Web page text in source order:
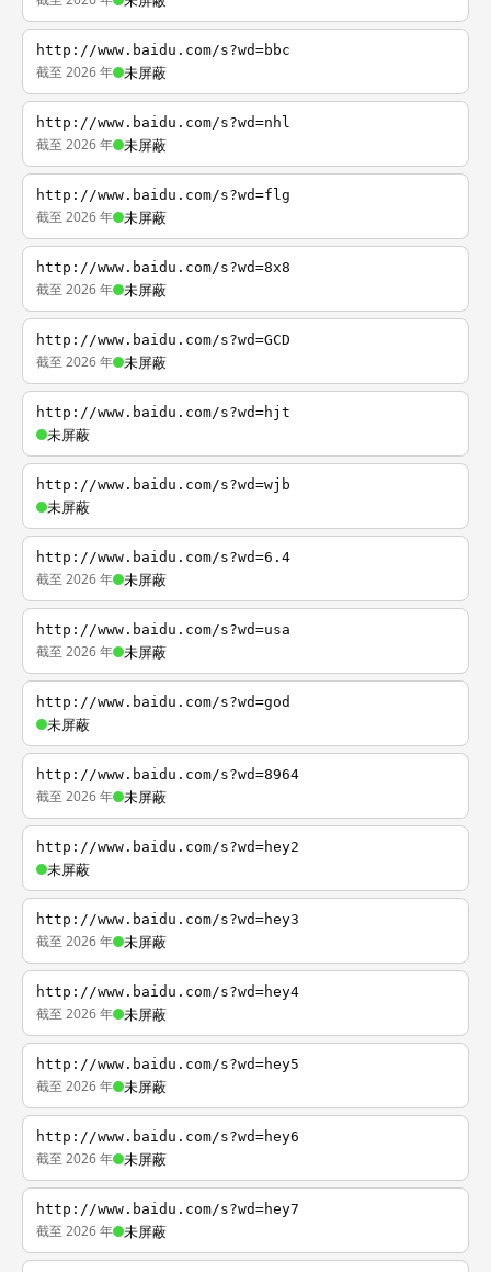
http://www.baidu.com/s?wd=bbc
截至 2026 年 未屏蔽
http://www.baidu.com/s?wd=nhl
截至 2026 年 未屏蔽
http://www.baidu.com/s?wd=flg
截至 2026 年 未屏蔽
http://www.baidu.com/s?wd=8x8
截至 2026 年 未屏蔽
http://www.baidu.com/s?wd=GCD
截至 2026 年 未屏蔽
http://www.baidu.com/s?wd=hjt
未屏蔽
http://www.baidu.com/s?wd=wjb
未屏蔽
http://www.baidu.com/s?wd=6.4
截至 2026 年 未屏蔽
http://www.baidu.com/s?wd=usa
截至 2026 年 未屏蔽
http://www.baidu.com/s?wd=god
未屏蔽
http://www.baidu.com/s?wd=8964
截至 2026 年 未屏蔽
http://www.baidu.com/s?wd=hey2
未屏蔽
http://www.baidu.com/s?wd=hey3
截至 2026 年 未屏蔽
http://www.baidu.com/s?wd=hey4
截至 2026 年 未屏蔽
http://www.baidu.com/s?wd=hey5
截至 2026 年 未屏蔽
http://www.baidu.com/s?wd=hey6
截至 2026 年 未屏蔽
http://www.baidu.com/s?wd=hey7
截至 2026 年 未屏蔽